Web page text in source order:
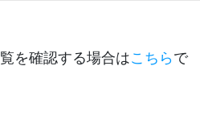
を確認する場合はこちらで